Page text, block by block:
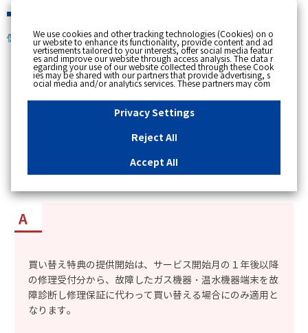
個人のお客さま
[ トップへ戻る ]
カテゴリー表示
更新日時 : 2026/01/21 16:07
「ガス機器スペシャルサポート」の買い替え特典
で、古くなった機器を買い替える事ができるか知
りたい。
買い替え特典の提供開始は、サービス開始月の１年後以降
の修理受付分から、故障したガス機器・温水機器端末を故
障診断し修理保証に代わって買い替える場合にのみ適用と
なります。
We use cookies and other tracking technologies (Cookies) on o
ur website to enhance its functionality, provide content and ad
vertisements tailored to your interests, offer social media featur
es and improve our website through access analysis. The data r
egarding your use of our website collected through these Cook
ies may be shared with our partners that provide advertising, s
ocial media and/or analytics services. These partners may com
bine the data shared by us with other data that you have provi
ded to them or that they have collected from your use of their s
ervices or other websites to analyse and optimise advertisemen
ts delivered to you by businesses other than us on the internet.
essary Cookies, please click "Reject All". If you agree to the use
of all Cookies, please click "Accept All". To select your preferen
u can change your consent or rejection settings at any time by c
"Privacy Settings"button on this banner or through y
our browser's "Settings". For more information regarding the pr
site, please refer to the link below.Cookies DetailsPrivacy Polic
y
Privacy Settings
Reject All
Accept All